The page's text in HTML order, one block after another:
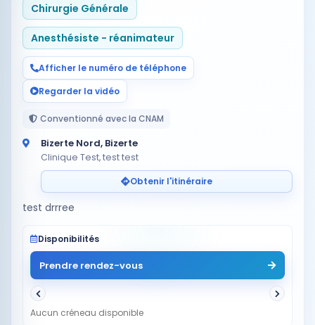
Chirurgie Générale
Anesthésiste - réanimateur
Afficher le numéro de téléphone
Regarder la vidéo
Conventionné avec la CNAM
Bizerte Nord, Bizerte
Clinique Test, test test
Obtenir l'itinéraire
test drrree
Disponibilités
Prendre rendez-vous
Aucun créneau disponible